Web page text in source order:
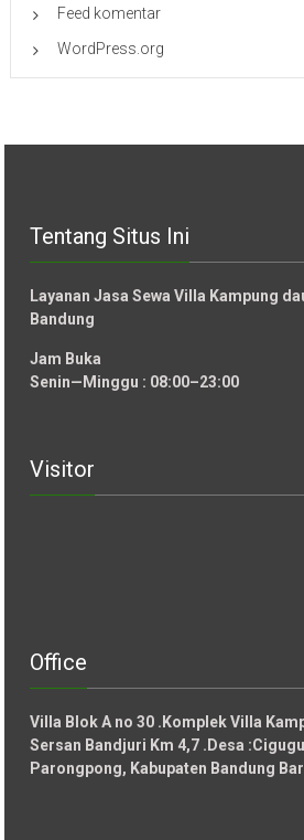
Feed komentar
WordPress.org
Tentang Situs Ini
Layanan Jasa Sewa Villa Kampung
Bandung
Jam Buka
Senin—Minggu : 08:00–23:00
Visitor
Office
Villa Blok A no 30 .Komplek Villa
Sersan Bandjuri Km 4,7 .Desa :
Parongpong, Kabupaten Bandung